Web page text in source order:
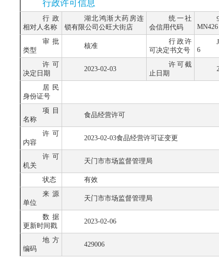
行政许可信息
行政
相对人名称
湖北鸿渐大药房连
锁有限公司公旺大街店
统一社
会信用代码
MN426
审批
类型
核准
行政许
可决定书文号
6
许可
决定日期
2023-02-03
许可截
止日期
居民
身份证号
项目
名称
食品经营许可
许可
内容
2023-02-03食品经营许可证变更
许可
机关
天门市市场监督管理局
状态
有效
来源
单位
天门市市场监督管理局
数据
更新时间戳
2023-02-06
地方
编码
429006